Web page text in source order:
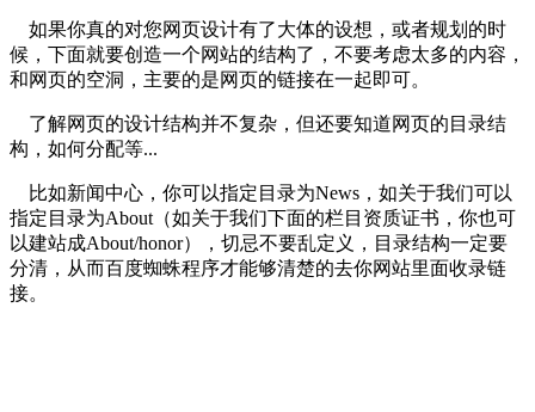
如果你真的对您网页设计有了大体的设想，或者规划的时
候，下面就要创造一个网站的结构了，不要考虑太多的内容，
和网页的空洞，主要的是网页的链接在一起即可。
了解网页的设计结构并不复杂，但还要知道网页的目录结
构，如何分配等...
比如新闻中心，你可以指定目录为News，如关于我们可以
指定目录为About（如关于我们下面的栏目资质证书，你也可
以建站成About/honor），切忌不要乱定义，目录结构一定要
分清，从而百度蜘蛛程序才能够清楚的去你网站里面收录链
接。